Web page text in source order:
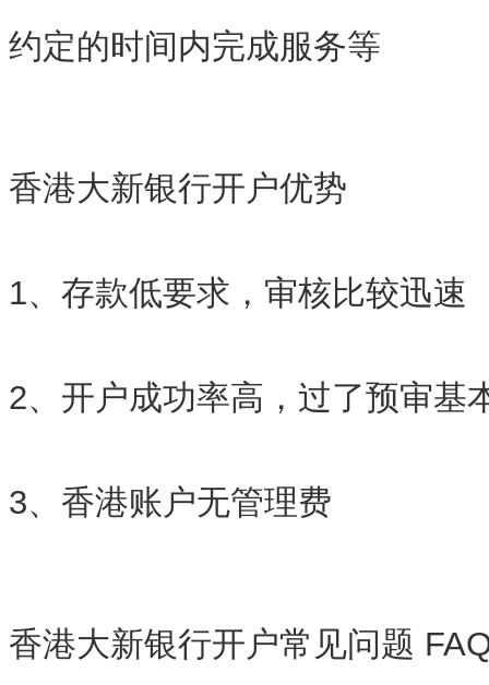
约定的时间内完成服务等
香港大新银行开户优势
1、存款低要求，审核比较迅速
2、开户成功率高，过了预审基
3、香港账户无管理费
香港大新银行开户常见问题